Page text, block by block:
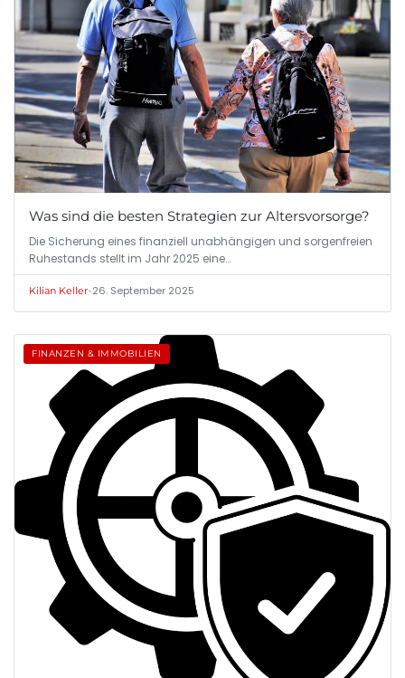
Was sind die besten Strategien zur Altersvorsorge?
Die Sicherung eines finanziell unabhängigen und sorgenfreien
Ruhestands stellt im Jahr 2025 eine…
Kilian Keller•26. September 2025
FINANZEN & IMMOBILIEN